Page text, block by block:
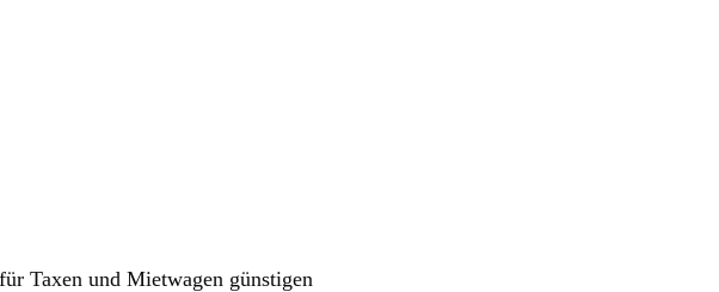
Taxen und Mietwagen günstigen